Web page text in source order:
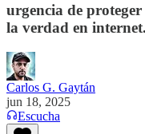
urgencia de proteger
la verdad en internet.
Carlos G. Gaytán
jun 18, 2025
Escucha